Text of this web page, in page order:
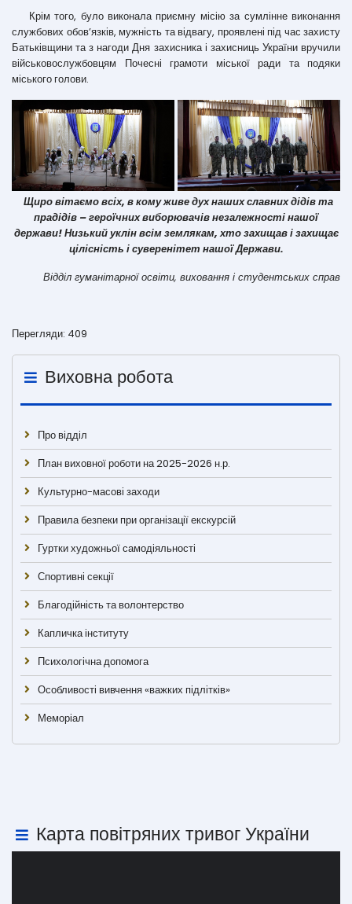
Крім того, було виконала приємну місію за сумлінне виконання
службових обов’язків, мужність та відвагу, проявлені під час захисту
Батьківщини та з нагоди Дня захисника і захисниць України вручили
військовослужбовцям Почесні грамоти міської ради та подяки
міського голови.
Щиро вітаємо всіх, в кому живе дух наших славних дідів та
прадідів – героїчних виборювачів незалежності нашої
держави! Низький уклін всім землякам, хто захищав і захищає
цілісність і суверенітет нашої Держави.
Відділ гуманітарної освіти, виховання і студентських справ
Перегляди: 409
Виховна робота
Про відділ
План виховної роботи на 2025-2026 н.р.
Культурно-масові заходи
Правила безпеки при організації екскурсій
Гуртки художньої самодіяльності
Спортивні секції
Благодійність та волонтерство
Капличка інституту
Психологічна допомога
Особливості вивчення «важких підлітків»
Меморіал
Карта повітряних тривог України